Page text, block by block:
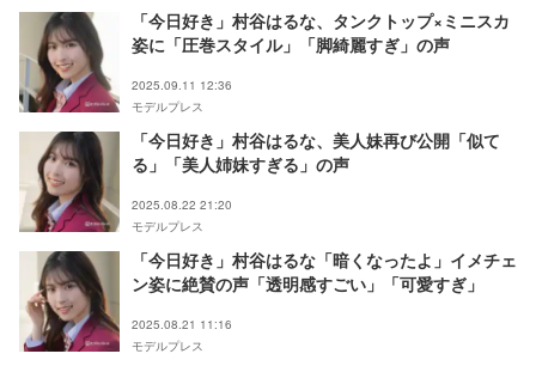
「今日好き」村谷はるな、タンクトップ×ミニスカ
姿に「圧巻スタイル」「脚綺麗すぎ」の声
2025.09.11 12:36
モデルプレス
「今日好き」村谷はるな、美人妹再び公開「似て
る」「美人姉妹すぎる」の声
2025.08.22 21:20
モデルプレス
「今日好き」村谷はるな「暗くなったよ」イメチェ
ン姿に絶賛の声「透明感すごい」「可愛すぎ」
2025.08.21 11:16
モデルプレス